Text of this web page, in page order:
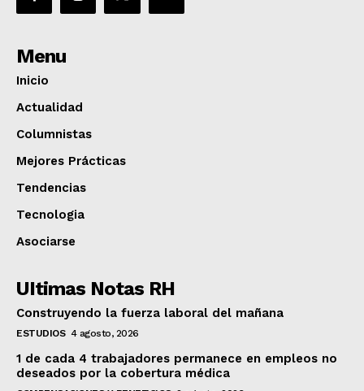
Menu
Inicio
Actualidad
Columnistas
Mejores Prácticas
Tendencias
Tecnologia
Asociarse
UItimas Notas RH
Construyendo la fuerza laboral del mañana
ESTUDIOS 4 agosto, 2026
1 de cada 4 trabajadores permanece en empleos no
deseados por la cobertura médica